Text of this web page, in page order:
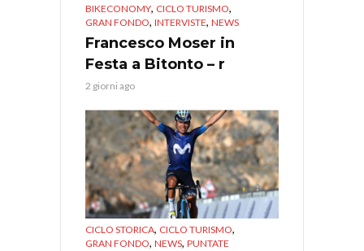
BIKECONOMY, CICLO TURISMO,
GRAN FONDO, INTERVISTE, NEWS
Francesco Moser in
Festa a Bitonto – r
2 giorni ago
CICLO STORICA, CICLO TURISMO,
GRAN FONDO, NEWS, PUNTATE